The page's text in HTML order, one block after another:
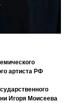
артиста РФ
Игоря Моисеева